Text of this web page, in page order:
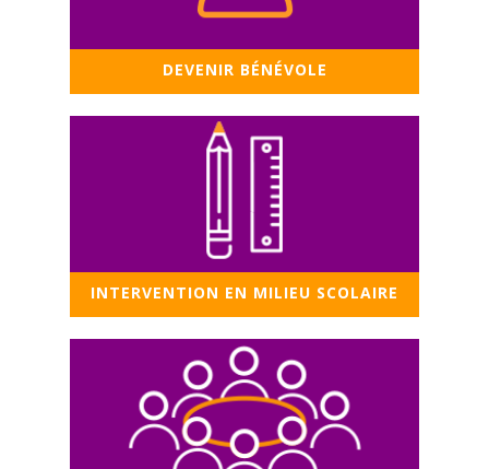
DEVENIR BÉNÉVOLE
INTERVENTION EN MILIEU SCOLAIRE